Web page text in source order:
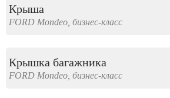
Крыша
FORD Mondeo, бизнес-класс
Крышка багажника
FORD Mondeo, бизнес-класс